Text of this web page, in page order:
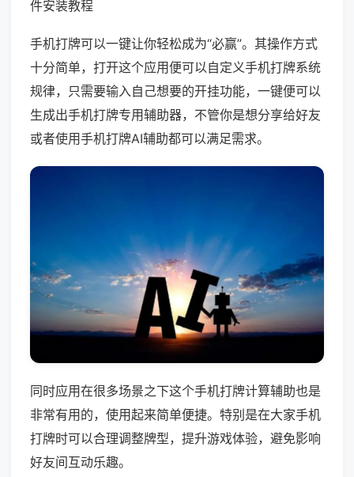
件安装教程
手机打牌可以一键让你轻松成为“必赢”。其操作方式
十分简单，打开这个应用便可以自定义手机打牌系统
规律，只需要输入自己想要的开挂功能，一键便可以
生成出手机打牌专用辅助器，不管你是想分享给好友
或者使用手机打牌AI辅助都可以满足需求。
同时应用在很多场景之下这个手机打牌计算辅助也是
非常有用的，使用起来简单便捷。特别是在大家手机
打牌时可以合理调整牌型，提升游戏体验，避免影响
好友间互动乐趣。